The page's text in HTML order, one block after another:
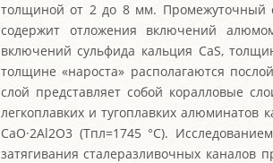
толщиной от 2 до 8 мм. Промежуточный
содержит отложения включений
включений сульфида кальция CaS,
толщине «нароста» располагаются
слой представляет собой коралловые
легкоплавких и тугоплавких алюминатов
CaO·2Al2O3 (Tпл=1745 °С).
затягивания сталеразливочных каналов